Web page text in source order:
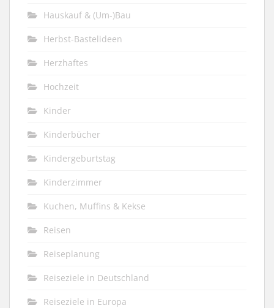
Hauskauf & (Um-)Bau
Herbst-Bastelideen
Herzhaftes
Hochzeit
Kinder
Kinderbücher
Kindergeburtstag
Kinderzimmer
Kuchen, Muffins & Kekse
Reisen
Reiseplanung
Reiseziele in Deutschland
Reiseziele in Europa